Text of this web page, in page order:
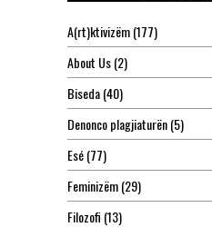
A(rt)ktivizëm(177)
About Us(2)
Biseda(40)
Denonco plagjiaturën(5)
Esé(77)
Feminizëm(29)
Filozofi (13)